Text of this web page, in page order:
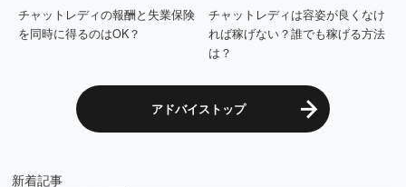
チャットレディの報酬と失業保険
を同時に得るのはOK？
チャットレディは容姿が良くなけ
れば稼げない？誰でも稼げる方法
は？
アドバイストップ
新着記事